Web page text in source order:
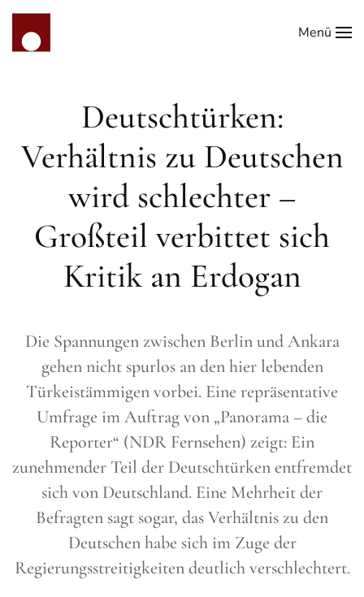
Zum Hauptinhalt springen
Menü
Deutschtürken:
Verhältnis zu Deutschen
wird schlechter –
Großteil verbittet sich
Kritik an Erdogan
Die Spannungen zwischen Berlin und Ankara
gehen nicht spurlos an den hier lebenden
Türkeistämmigen vorbei. Eine repräsentative
Umfrage im Auftrag von „Panorama – die
Reporter“ (NDR Fernsehen) zeigt: Ein
zunehmender Teil der Deutschtürken entfremdet
sich von Deutschland. Eine Mehrheit der
Befragten sagt sogar, das Verhältnis zu den
Deutschen habe sich im Zuge der
Regierungsstreitigkeiten deutlich verschlechtert.